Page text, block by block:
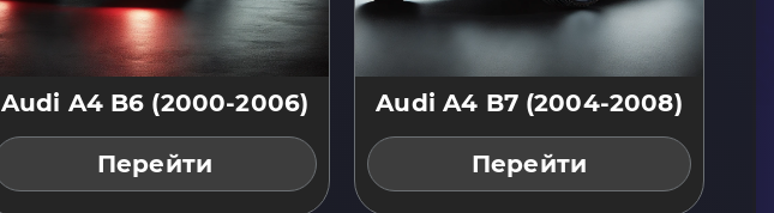
Audi A4 B6 (2000-2006)
Перейти
Audi A4 B7 (2004-2008)
Перейти